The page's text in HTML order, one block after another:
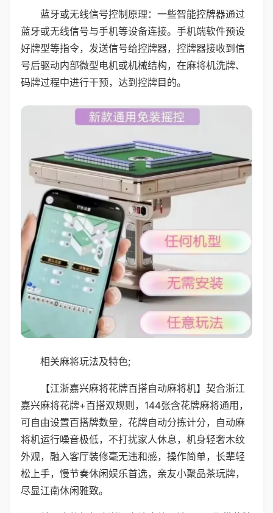
蓝牙或无线信号控制原理：一些智能控牌器通过
蓝牙或无线信号与手机等设备连接。手机端软件预设
好牌型等指令，发送信号给控牌器，控牌器接收到信
号后驱动内部微型电机或机械结构，在麻将机洗牌、
码牌过程中进行干预，达到控牌目的。
相关麻将玩法及特色;
【江浙嘉兴麻将花牌百搭自动麻将机】契合浙江
嘉兴麻将花牌+百搭双规则，144张含花牌麻将通用，
可自由设置百搭牌数量，花牌自动分拣计分，自动麻
将机运行噪音极低，不打扰家人休息，机身轻奢木纹
外观，融入客厅装修毫无违和感，操作简单，长辈轻
松上手，慢节奏休闲娱乐首选，亲友小聚品茶玩牌，
尽显江南休闲雅致。